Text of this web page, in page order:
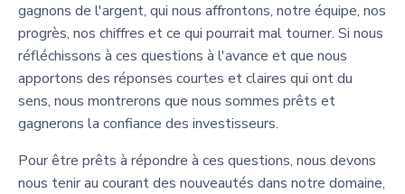
gagnons de l'argent, qui nous affrontons, notre équipe, nos
progrès, nos chiffres et ce qui pourrait mal tourner. Si nous
réfléchissons à ces questions à l'avance et que nous
apportons des réponses courtes et claires qui ont du
sens, nous montrerons que nous sommes prêts et
gagnerons la confiance des investisseurs.
Pour être prêts à répondre à ces questions, nous devons
nous tenir au courant des nouveautés dans notre domaine,